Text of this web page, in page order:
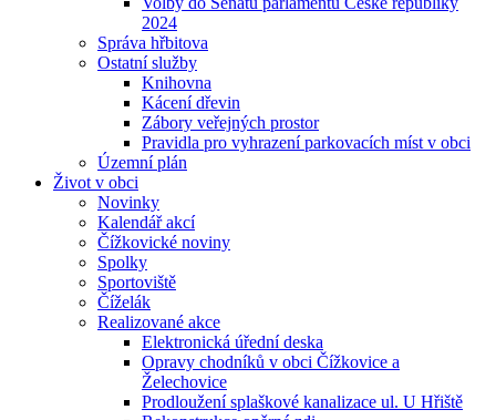
2024
Správa hřbitova
Ostatní služby
Knihovna
Kácení dřevin
Zábory veřejných prostor
Pravidla pro vyhrazení parkovacích míst v obci
Územní plán
Život v obci
Novinky
Kalendář akcí
Čížkovické noviny
Spolky
Sportoviště
Číželák
Realizované akce
Elektronická úřední deska
Opravy chodníků v obci Čížkovice a
Želechovice
Prodloužení splaškové kanalizace ul. U Hřiště